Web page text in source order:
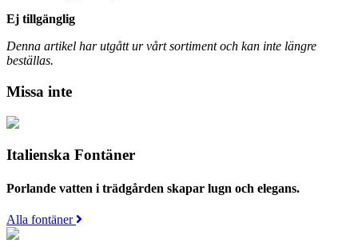
Ej tillgänglig
Denna artikel har utgått ur vårt sortiment och kan inte längre
beställas.
Missa inte
Italienska Fontäner
Porlande vatten i trädgården skapar lugn och elegans.
Alla fontäner